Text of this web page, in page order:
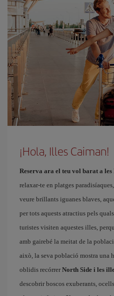
¡Hola, Illes Caiman!
Reserva ara el teu vol barat a
relaxar-te en platges
veure brillants iguanes blaves,
per tots aquests atractius pels
turistes visiten aquestes illes,
amb gairebé la meitat de la
això, la seva població mostra una
oblidis recórrer North Side i les
descobrir boscos exuberants,